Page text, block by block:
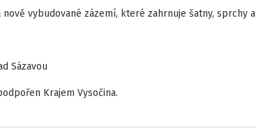
vybudované zázemí, které zahrnuje šatny, sprchy a
Sázavou
Krajem Vysočina.